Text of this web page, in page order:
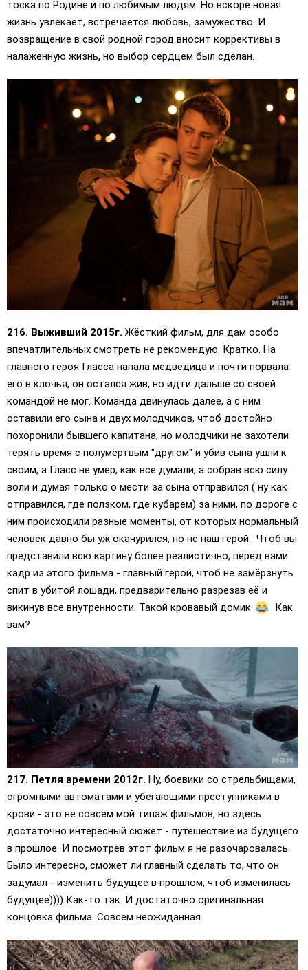
тоска по Родине и по любимым людям. Но вскоре новая
жизнь увлекает, встречается любовь, замужество. И
возвращение в свой родной город вносит коррективы в
налаженную жизнь, но выбор сердцем был сделан.
216. Выживший 2015г. Жёсткий фильм, для дам особо
впечатлительных смотреть не рекомендую. Кратко. На
главного героя Гласса напала медведица и почти порвала
его в клочья, он остался жив, но идти дальше со своей
командой не мог. Команда двинулась далее, а с ним
оставили его сына и двух молодчиков, чтоб достойно
похоронили бывшего капитана, но молодчики не захотели
терять время с полумёртвым "другом" и убив сына ушли к
своим, а Гласс не умер, как все думали, а собрав всю силу
воли и думая только о мести за сына отправился ( ну как
отправился, где ползком, где кубарем) за ними, по дороге с
ним происходили разные моменты, от которых нормальный
человек давно бы уж окачурился, но не наш герой. Чтоб вы
представили всю картину более реалистично, перед вами
кадр из этого фильма - главный герой, чтоб не замёрзнуть
спит в убитой лошади, предварительно разрезав её и
викинув все внутренности. Такой кровавый домик
Как
вам?
217. Петля времени 2012г. Ну, боевики со стрельбищами,
огромными автоматами и убегающими преступниками в
крови - это не совсем мой типаж фильмов, но здесь
достаточно интересный сюжет - путешествие из будущего
в прошлое. И посмотрев этот фильм я не разочаровалась.
Было интересно, сможет ли главный сделать то, что он
задумал - изменить будущее в прошлом, чтоб изменилась
будущее)))) Как-то так. И достаточно оригинальная
концовка фильма. Совсем неожиданная.